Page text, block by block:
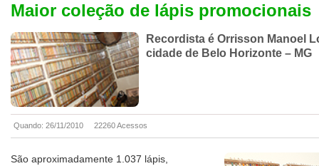
Maior coleção de lápis promocionais
Recordista é Orrisson Manoel
cidade de Belo Horizonte – MG
Quando: 26/11/2010 22260 Acessos
São aproximadamente 1.037 lápis,